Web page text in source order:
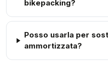
bikepacking?
Posso usarla per
ammortizzata?